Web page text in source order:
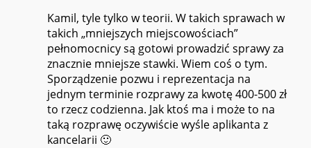
Kamil, tyle tylko w teorii. W takich sprawach w
takich „mniejszych miejscowościach”
pełnomocnicy są gotowi prowadzić sprawy za
znacznie mniejsze stawki. Wiem coś o tym.
Sporządzenie pozwu i reprezentacja na
jednym terminie rozprawy za kwotę 400-500 zł
to rzecz codzienna. Jak ktoś ma i może to na
taką rozprawę oczywiście wyśle aplikanta z
kancelarii 🙂